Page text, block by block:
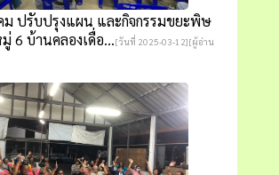
ม ปรับปรุงแผน และกิจกรรมขยะพิษ
6 บ้านคลองเดื่อ...[วันที่ 2025-03-12][ผู้อ่าน